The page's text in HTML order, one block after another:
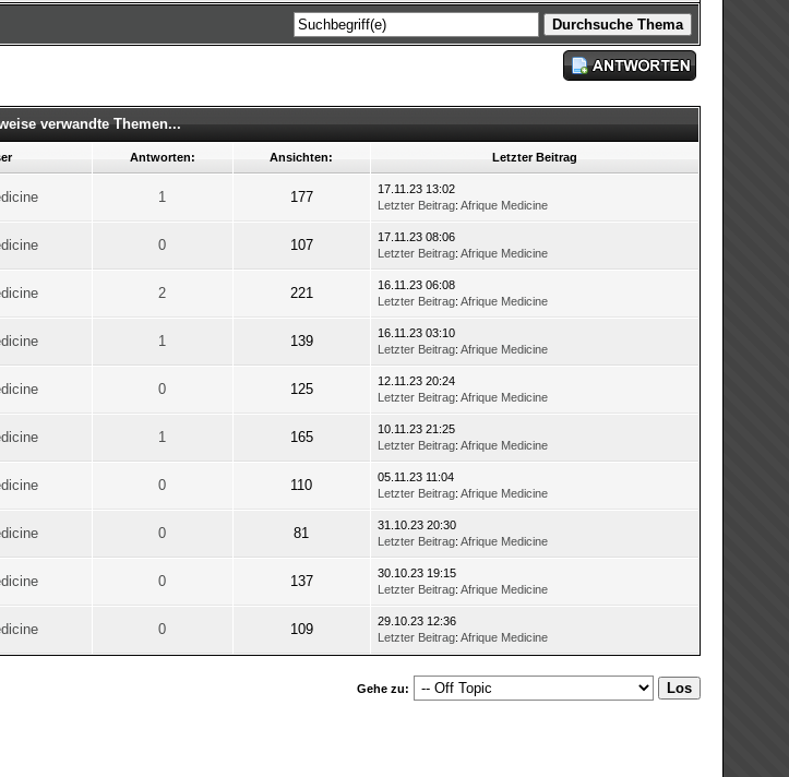
verwandte Themen...
Antworten: Ansichten: Letzter Beitrag
1 177
17.11.23 13:02
Letzter Beitrag: Afrique Medicine
0 107
17.11.23 08:06
Letzter Beitrag: Afrique Medicine
2 221
16.11.23 06:08
Letzter Beitrag: Afrique Medicine
1 139
16.11.23 03:10
Letzter Beitrag: Afrique Medicine
0 125
12.11.23 20:24
Letzter Beitrag: Afrique Medicine
1 165
10.11.23 21:25
Letzter Beitrag: Afrique Medicine
0 110
05.11.23 11:04
Letzter Beitrag: Afrique Medicine
0 81
31.10.23 20:30
Letzter Beitrag: Afrique Medicine
0 137
30.10.23 19:15
Letzter Beitrag: Afrique Medicine
0 109
29.10.23 12:36
Letzter Beitrag: Afrique Medicine
Gehe zu: